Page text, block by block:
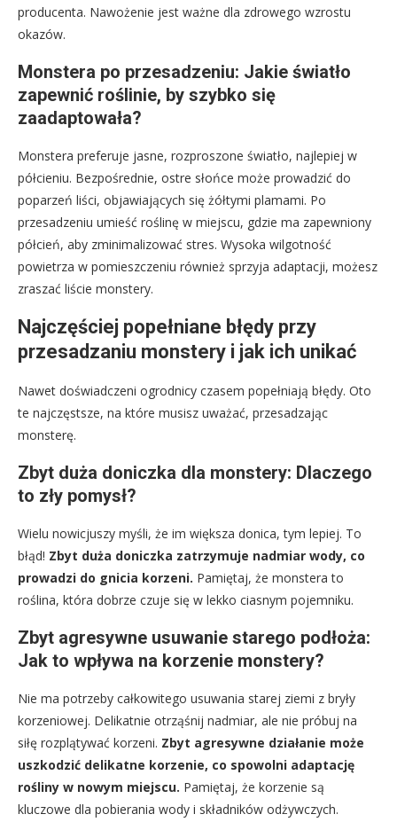
producenta. Nawożenie jest ważne dla zdrowego wzrostu
okazów.
Monstera po przesadzeniu: Jakie światło
zapewnić roślinie, by szybko się
zaadaptowała?
Monstera preferuje jasne, rozproszone światło, najlepiej w
półcieniu. Bezpośrednie, ostre słońce może prowadzić do
poparzeń liści, objawiających się żółtymi plamami. Po
przesadzeniu umieść roślinę w miejscu, gdzie ma zapewniony
półcień, aby zminimalizować stres. Wysoka wilgotność
powietrza w pomieszczeniu również sprzyja adaptacji, możesz
zraszać liście monstery.
Najczęściej popełniane błędy przy
przesadzaniu monstery i jak ich unikać
Nawet doświadczeni ogrodnicy czasem popełniają błędy. Oto
te najczęstsze, na które musisz uważać, przesadzając
monsterę.
Zbyt duża doniczka dla monstery: Dlaczego
to zły pomysł?
Wielu nowicjuszy myśli, że im większa donica, tym lepiej. To
błąd! Zbyt duża doniczka zatrzymuje nadmiar wody, co
prowadzi do gnicia korzeni. Pamiętaj, że monstera to
roślina, która dobrze czuje się w lekko ciasnym pojemniku.
Zbyt agresywne usuwanie starego podłoża:
Jak to wpływa na korzenie monstery?
Nie ma potrzeby całkowitego usuwania starej ziemi z bryły
korzeniowej. Delikatnie otrząśnij nadmiar, ale nie próbuj na
siłę rozplątywać korzeni. Zbyt agresywne działanie może
uszkodzić delikatne korzenie, co spowolni adaptację
rośliny w nowym miejscu. Pamiętaj, że korzenie są
kluczowe dla pobierania wody i składników odżywczych.